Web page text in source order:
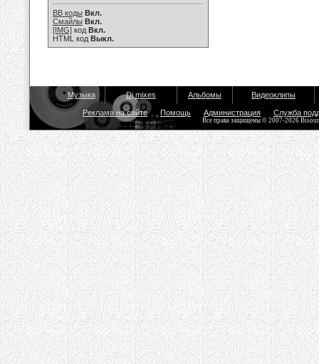
BB коды Вкл.
Смайлы Вкл.
[IMG] код Вкл.
HTML код Выкл.
Музыка Dj mixes Альбомы Видеоклипы
Реклама на сайте Помощь Администрация Служба
Все права защищены © 2007-2026